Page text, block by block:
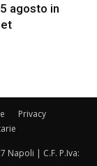
agosto in
Privacy
Napoli | C.F. P.Iva: